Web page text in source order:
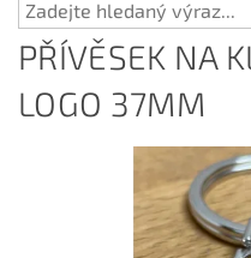
PŘÍVĚSEK NA
LOGO 37MM